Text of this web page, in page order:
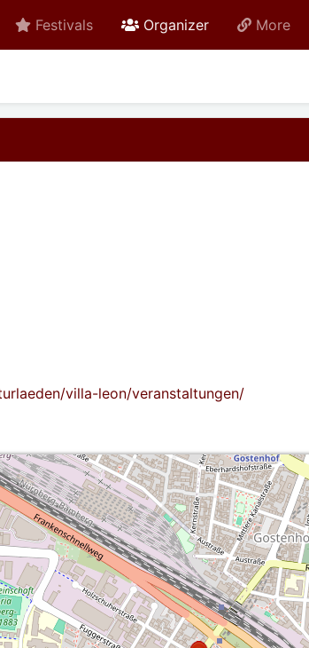
Festivals Organizeractive More
villa-leon/veranstaltungen/